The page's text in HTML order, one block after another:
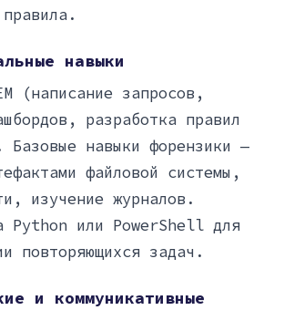
навыки
(написание запросов,
разработка правил
Базовые навыки форензики —
файловой системы,
изучение журналов.
Python или PowerShell для
повторяющихся задач.
и коммуникативные